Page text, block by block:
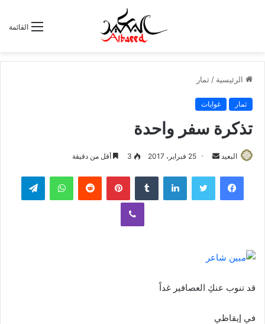
القائمة
الرئيسية / ثمار
ثمار غوايات
تذكرة سفر واحدة
البعيد
س
ل
د
إ
25 فبراير، 2017 3 أقل من دقيقة
لينكدإن بينتيريست واتساب
ڤايبر
قد تنوب عنكِ العصافير غداً
في إيقاظي